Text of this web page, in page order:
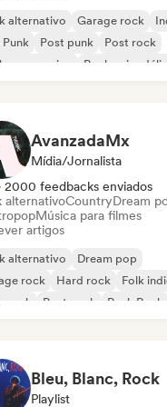
alternativo Garage rock
Punk
Post punk
Post rock
progressivo
Rock
AvanzadaMx
Mídia/Jornalista
2000 feedbacks enviados
alternativoCountryDream
Música para filmes
artigos
alternativo
Dream pop
rock
Hard rock
Folk
rock
Post punk Punk Rock
Bleu, Blanc, Rock
Playlist